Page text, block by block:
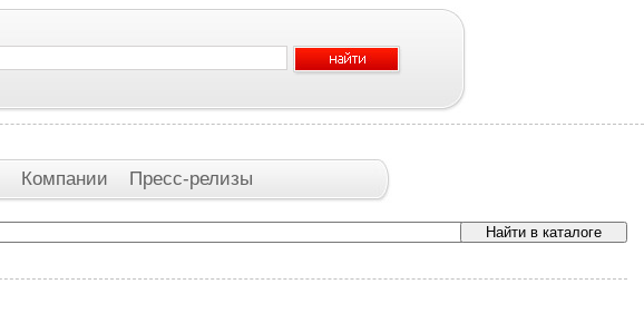
Компании Пресс-релизы